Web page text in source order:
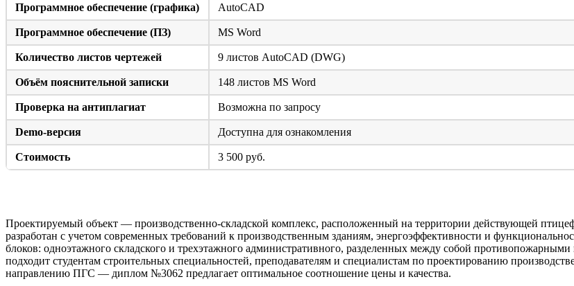
Программное обеспечение (графика) AutoCAD
Программное обеспечение (ПЗ) MS Word
Количество листов чертежей 9 листов AutoCAD (DWG)
Объём пояснительной записки 148 листов MS Word
Проверка на антиплагиат Возможна по запросу
Demo-версия Доступна для ознакомления
Стоимость 3 500 руб.
Проектируемый объект — производственно-складской комплекс, расположенный на территории действующей
разработан с учетом современных требований к производственным зданиям, энергоэффективности и
блоков: одноэтажного складского и трехэтажного административного, разделенных между собой
подходит студентам строительных специальностей, преподавателям и специалистам по проектированию
направлению ПГС — диплом №3062 предлагает оптимальное соотношение цены и качества.